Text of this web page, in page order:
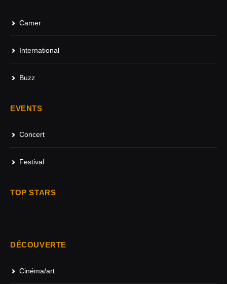
Camer
International
Buzz
EVENTS
Concert
Festival
TOP STARS
DÉCOUVERTE
Cinéma/art